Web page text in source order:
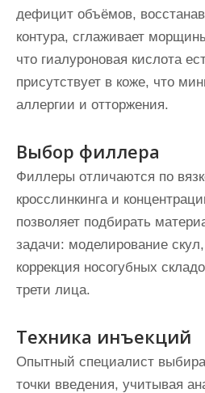
дефицит объёмов,
контура, сглаживает
что гиалуроновая кислота
присутствует в коже, что
аллергии и отторжения.
Выбор филлера
Филлеры отличаются по
кросслинкинга и
позволяет подбирать
задачи: моделирование
коррекция носогубных
трети лица.
Техника инъекций
Опытный специалист
точки введения, учитывая